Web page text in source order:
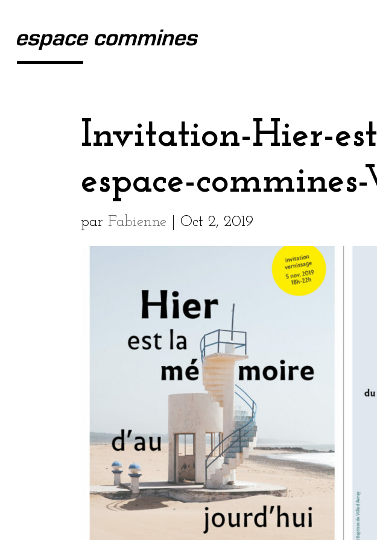
Invitation-Hier-
espace-
par Fabienne Oct 2, 2019